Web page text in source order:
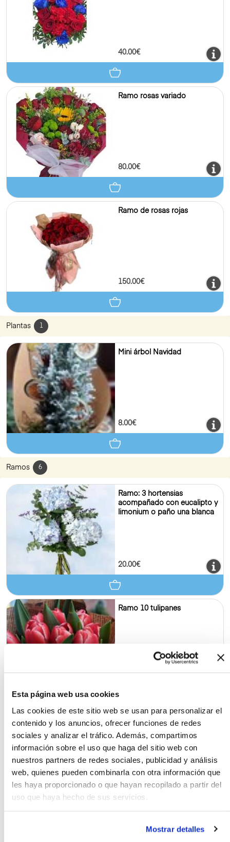
Esta página web usa cookies
Las cookies de este sitio web se usan para personalizar el
contenido y los anuncios, ofrecer funciones de redes
sociales y analizar el tráfico. Además, compartimos
información sobre el uso que haga del sitio web con
nuestros partners de redes sociales, publicidad y análisis
web, quienes pueden combinarla con otra información que
les haya proporcionado o que hayan recopilado a partir del
uso que haya hecho de sus servicios.
Mostrar detalles
40.00€
Ramo rosas variado
80.00€
Ramo de rosas rojas
150.00€
Plantas 1
Mini árbol Navidad
8.00€
Ramos 6
Ramo: 3 hortensias
acompañado con eucalipto y
limonium o paño una blanca
20.00€
Ramo 10 tulipanes
Ramo Sol
30.00€